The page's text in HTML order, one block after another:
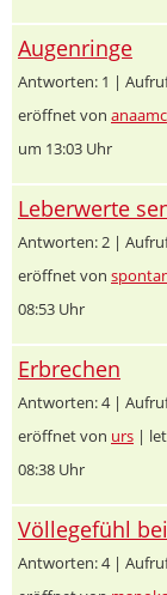
Augenringe
Antworten: 1 |
eröffnet von
um 13:03 Uhr
Leberwerte
Antworten: 2 |
eröffnet von
08:53 Uhr
Erbrechen
Antworten: 4 |
eröffnet von urs |
08:38 Uhr
Völlegefühl
Antworten: 4 |